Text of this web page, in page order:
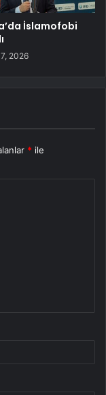
İslamofobi
2026
* ile